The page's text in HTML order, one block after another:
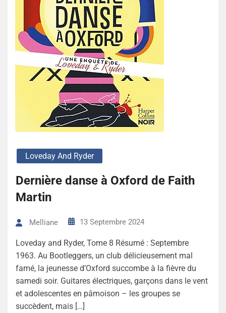
Loveday And Ryder
Dernière danse à Oxford de Faith
Martin
Melliane 13 Septembre 2024
Loveday and Ryder, Tome 8 Résumé : Septembre
1963. Au Bootleggers, un club délicieusement mal
famé, la jeunesse d’Oxford succombe à la fièvre du
samedi soir. Guitares électriques, garçons dans le vent
et adolescentes en pâmoison – les groupes se
succèdent, mais […]